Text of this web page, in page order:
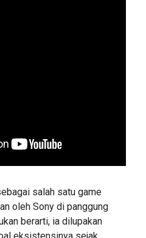
salah satu game
oleh Sony di panggung
berarti, ia dilupakan